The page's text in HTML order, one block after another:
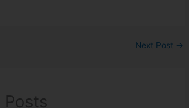
Next Post →
Posts